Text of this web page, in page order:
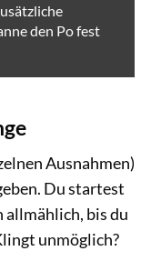
den Po fest
Ausnahmen)
Du startest
allmählich, bis du
unmöglich?